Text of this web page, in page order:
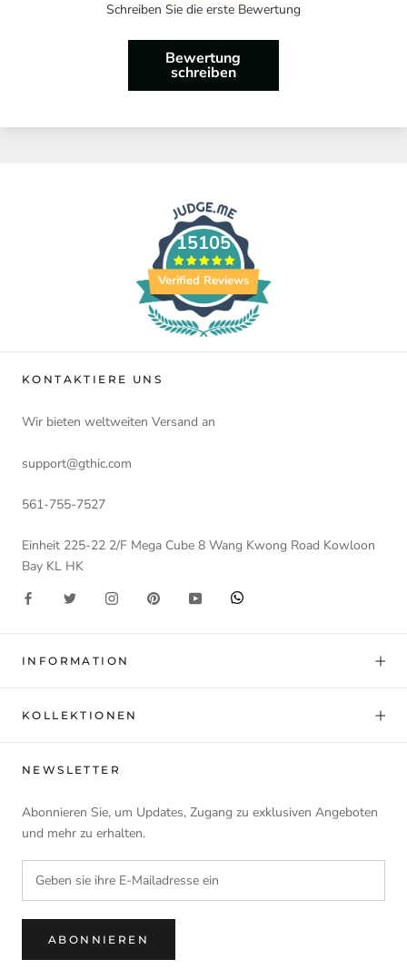
Schreiben Sie die erste Bewertung
Bewertung
schreiben
15105
Verified Reviews
KONTAKTIERE UNS
Wir bieten weltweiten Versand an
support@gthic.com
561-755-7527
Einheit 225-22 2/F Mega Cube 8 Wang Kwong Road Kowloon
Bay KL HK
INFORMATION
KOLLEKTIONEN
NEWSLETTER
Abonnieren Sie, um Updates, Zugang zu exklusiven Angeboten
und mehr zu erhalten.
ABONNIEREN